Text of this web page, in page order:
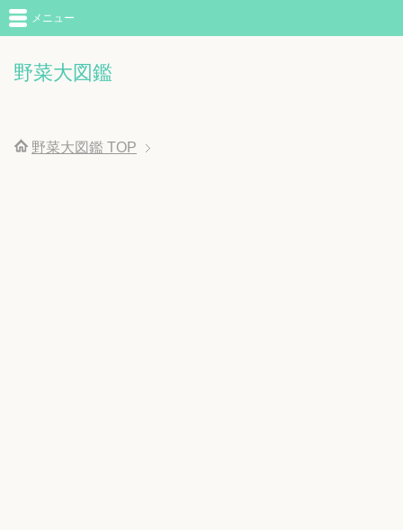
野菜大図鑑
メニュー
野菜大図鑑 TOP